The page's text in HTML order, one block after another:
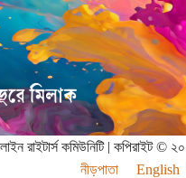
রাইটার্স কমিউনিটি | কপিরাইট ©
নীড়পাতা
English